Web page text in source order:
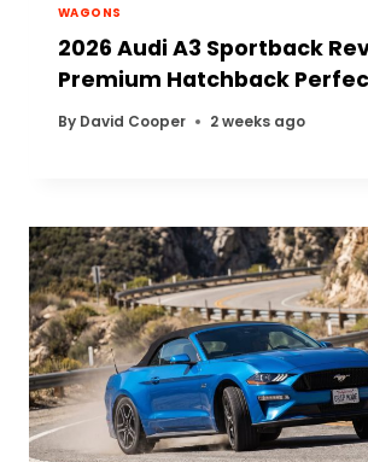
WAGONS
2026 Audi A3 Sportback
Premium Hatchback
By David Cooper 2 weeks ago